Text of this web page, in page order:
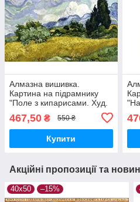
Алмазна вишивка.
Картина на підрамнику
"Поле з кипарисами. Худ.
Vincent van Gogh" , розмір
40х50см
467,50 ₴ 550 ₴
Купити
Акційні пропозиції та
40х50 –15%